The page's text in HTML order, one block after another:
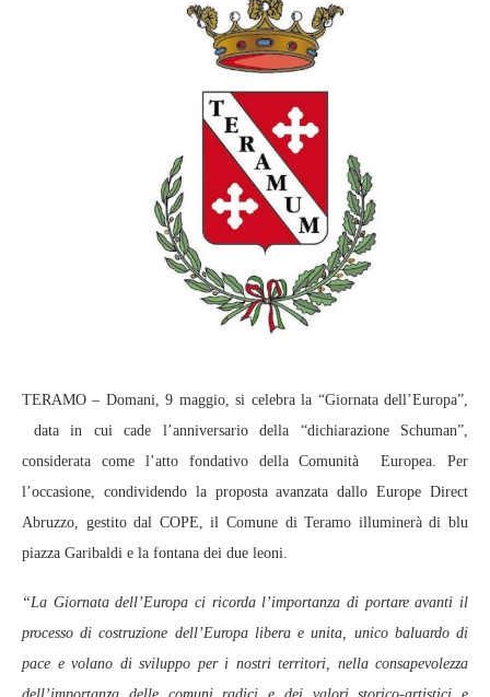
TERAMO – Domani, 9 maggio, si celebra la “Giornata dell’Europa”,
data in cui cade l’anniversario della “dichiarazione Schuman”,
considerata come l’atto fondativo della Comunità Europea. Per
l’occasione, condividendo la proposta avanzata dallo Europe Direct
Abruzzo, gestito dal COPE, il Comune di Teramo illuminerà di blu
piazza Garibaldi e la fontana dei due leoni.
“La Giornata dell’Europa ci ricorda l’importanza di portare avanti il
processo di costruzione dell’Europa libera e unita, unico baluardo di
pace e volano di sviluppo per i nostri territori, nella consapevolezza